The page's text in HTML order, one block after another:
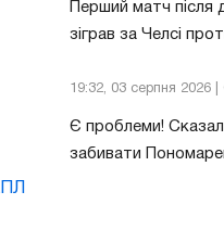
Перший матч після
зіграв за Челсі
19:32, 03 серпня
Є проблеми!
забивати